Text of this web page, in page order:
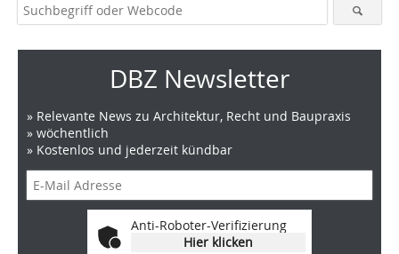
DBZ Newsletter
» Relevante News zu Architektur, Recht und Baupraxis
» wöchentlich
» Kostenlos und jederzeit kündbar
Anti-Roboter-Verifizierung
Hier klicken